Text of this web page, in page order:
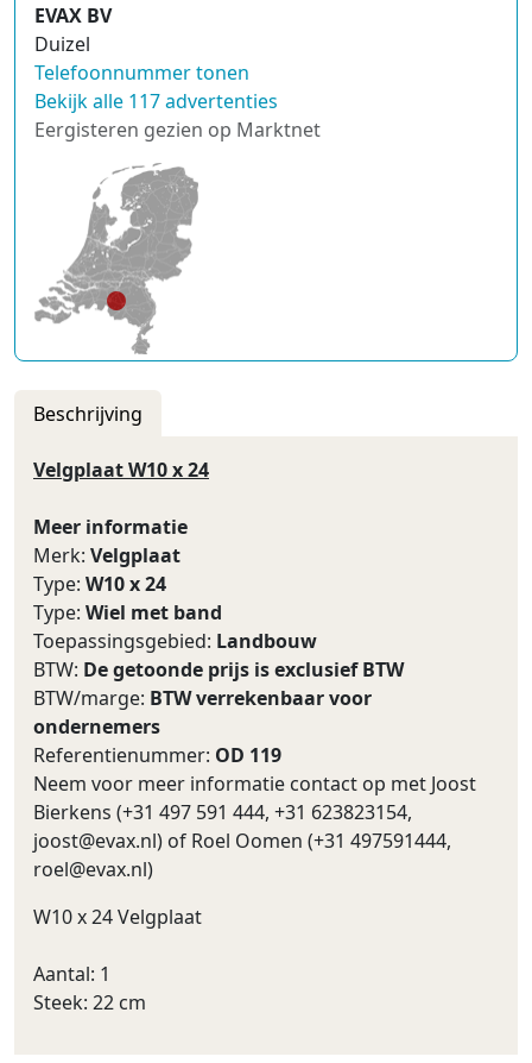
EVAX BV
Duizel
Telefoonnummer tonen
Bekijk alle 117 advertenties
Eergisteren gezien op Marktnet
Beschrijving
Velgplaat W10 x 24
Meer informatie
Merk: Velgplaat
Type: W10 x 24
Type: Wiel met band
Toepassingsgebied: Landbouw
BTW: De getoonde prijs is exclusief BTW
BTW/marge: BTW verrekenbaar voor
ondernemers
Referentienummer: OD 119
Neem voor meer informatie contact op met Joost
Bierkens (+31 497 591 444, +31 623823154,
joost@evax.nl) of Roel Oomen (+31 497591444,
roel@evax.nl)
W10 x 24 Velgplaat
Aantal: 1
Steek: 22 cm